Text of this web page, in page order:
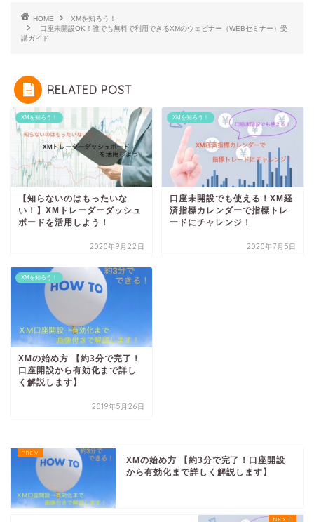
HOME
XMを知ろう！
口座未開設OK！誰でも無料で利用できるXMのウェビナー（WEBセミナー）受
講ガイド
RELATED POST
XMを知ろう！
【知らないのはもったいな
い！】XMトレーダーダッシュ
ボードを活用しよう！
2020年9月22日
XMを知ろう！
口座未開設でも使える！XM経
済指標カレンダーで指標トレ
ードにチャレンジ！
2020年7月5日
XMを知ろう！
XMの始め方 【約3分で完了！
口座開設から有効化まで詳し
く解説します】
2019年5月26日
XMの始め方 【約3分で完了！口座開設
から有効化まで詳しく解説します】